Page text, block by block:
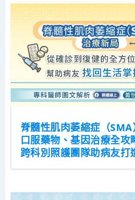
脊髓性肌肉萎縮症（SMA
口服藥物、基因治療全攻
跨科別照護團隊助病友打